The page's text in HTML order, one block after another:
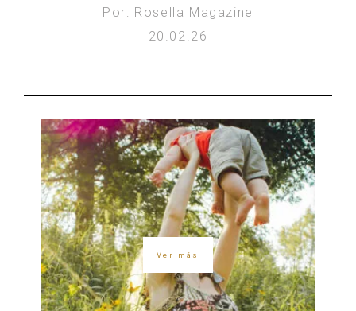
Por: Rosella Magazine
20.02.26
Ver más